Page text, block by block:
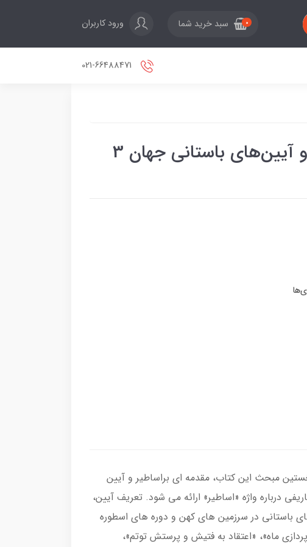
0 سبد خرید شما ورود کاربران
آیین‌های باستانی جهان 3
مبحث این کتاب، مقدمه ای براساطیر و آیین
درباره واژه «اساطیر» ارائه می شود. تعریف آیین،
باستانی در سرزمین های کهن و دوره های اسطوره
ماه»، «اعتقاد به فتیش و پرستش توتم»،